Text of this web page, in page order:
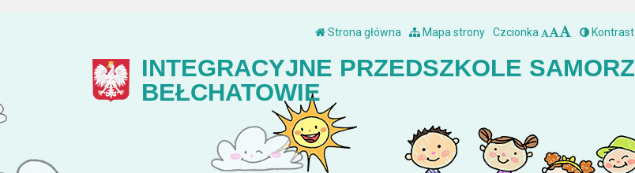
Strona główna Mapa strony Czcionka Kontrast
INTEGRACYJNE PRZEDSZKOLE
BEŁCHATOWIE